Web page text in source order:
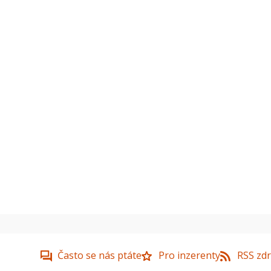
Často se nás ptáte Pro inzerenty RSS